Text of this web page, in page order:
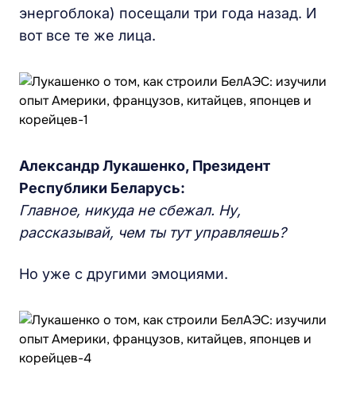
энергоблока) посещали три года назад. И
вот все те же лица.
Александр Лукашенко, Президент
Республики Беларусь:
Главное, никуда не сбежал. Ну,
рассказывай, чем ты тут управляешь?
Но уже с другими эмоциями.